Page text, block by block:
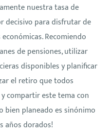
nuestra tasa de
decisivo para disfrutar de
Recomiendo
de pensiones, utilizar
disponibles y planificar
el retiro que todos
compartir este tema con
bien planeado es sinónimo
años dorados!